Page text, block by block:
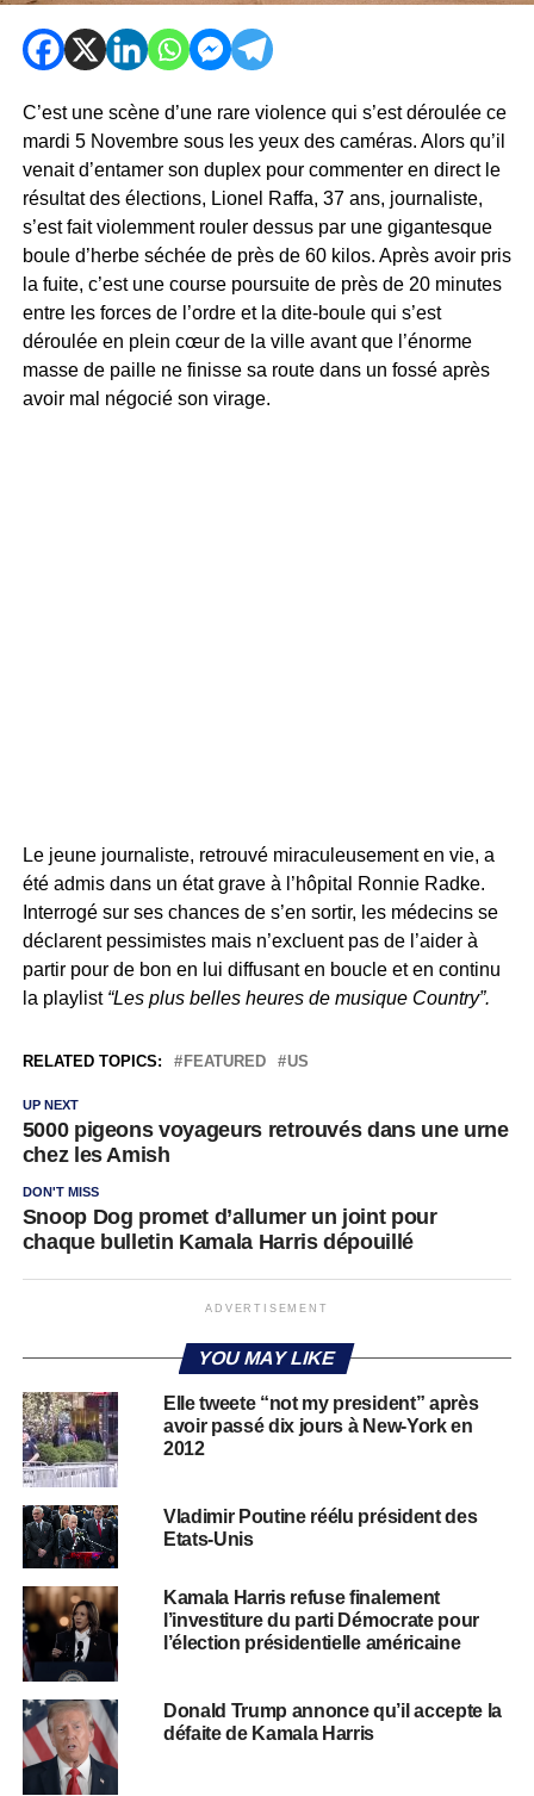
C’est une scène d’une rare violence qui s’est déroulée ce
mardi 5 Novembre sous les yeux des caméras. Alors qu’il
venait d’entamer son duplex pour commenter en direct le
résultat des élections, Lionel Raffa, 37 ans, journaliste,
s’est fait violemment rouler dessus par une gigantesque
boule d’herbe séchée de près de 60 kilos. Après avoir pris
la fuite, c’est une course poursuite de près de 20 minutes
entre les forces de l’ordre et la dite-boule qui s’est
déroulée en plein cœur de la ville avant que l’énorme
masse de paille ne finisse sa route dans un fossé après
avoir mal négocié son virage.
Le jeune journaliste, retrouvé miraculeusement en vie, a
été admis dans un état grave à l’hôpital Ronnie Radke.
Interrogé sur ses chances de s’en sortir, les médecins se
déclarent pessimistes mais n’excluent pas de l’aider à
partir pour de bon en lui diffusant en boucle et en continu
la playlist “Les plus belles heures de musique Country”.
RELATED TOPICS: FEATURED US
UP NEXT
5000 pigeons voyageurs retrouvés dans une urne
chez les Amish
DON'T MISS
Snoop Dog promet d’allumer un joint pour
chaque bulletin Kamala Harris dépouillé
ADVERTISEMENT
YOU MAY LIKE
Elle tweete “not my president” après
avoir passé dix jours à New-York en
2012
Vladimir Poutine réélu président des
Etats-Unis
Kamala Harris refuse finalement
l’investiture du parti Démocrate pour
l’élection présidentielle américaine
Donald Trump annonce qu’il accepte la
défaite de Kamala Harris